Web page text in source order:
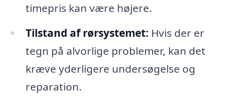
timepris kan være højere.
Tilstand af rørsystemet: Hvis der er
tegn på alvorlige problemer, kan det
kræve yderligere undersøgelse og
reparation.